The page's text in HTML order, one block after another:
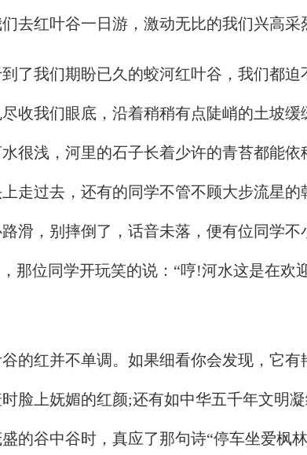
去红叶谷一日游，激动无比的我们兴高采
了我们期盼已久的蛟河红叶谷，我们都
尽收我们眼底，沿着稍稍有点陡峭的土坡
很浅，河里的石子长着少许的青苔都能
走过去，还有的同学不管不顾大步流星的
滑，别摔倒了，话音未落，便有位同学
那位同学开玩笑的说：“哼!河水这是在欢
的红并不单调。如果细看你会发现，它
脸上妩媚的红颜;还有如中华五千年文明
的谷中谷时，真应了那句诗“停车坐爱枫